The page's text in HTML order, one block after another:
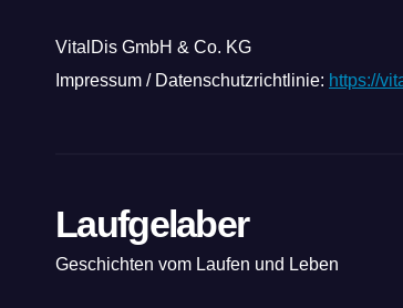
VitalDis GmbH & Co. KG
Impressum / Datenschutzrichtlinie: https://
Laufgelaber
Geschichten vom Laufen und Leben